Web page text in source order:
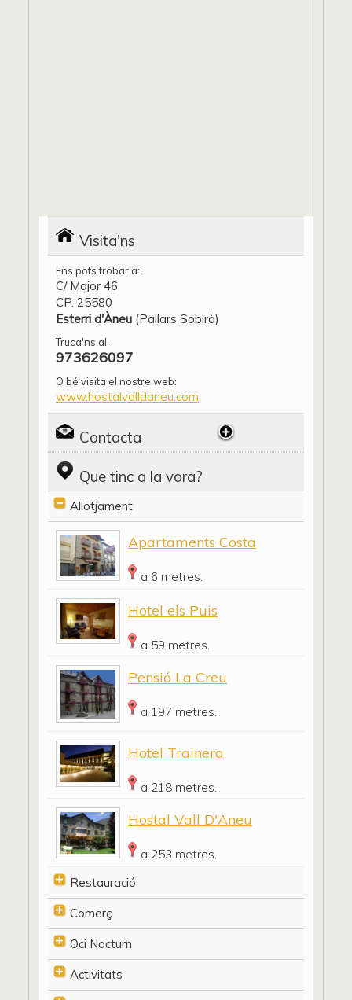
Visita'ns
Ens pots trobar a:
C/ Major 46
CP. 25580
Esterri d'Àneu (Pallars Sobirà)
Truca'ns al:
973626097
O bé visita el nostre web:
www.hostalvalldaneu.com
Contacta
Que tinc a la vora?
Allotjament
Apartaments Costa
a 6 metres.
Hotel els Puis
a 59 metres.
Pensió La Creu
a 197 metres.
Hotel Trainera
a 218 metres.
Hostal Vall D'Aneu
a 253 metres.
Restauració
Comerç
Oci Nocturn
Activitats